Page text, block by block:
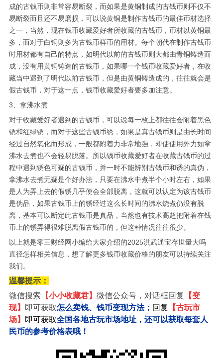
成的古钱币则非常容易断裂，而如果是黄铜制成的古钱币则不仅不
易断裂而且还不易磨损，可以说黄铜是制作古钱币的最佳币材选择
之一，当然，现在钱币收藏爱好者所收藏的古钱币，币材以黄铜最
多，而对于白铜则多为古钱币样币的用材。每个朝代在制作古钱币
时用材都有自己的特点，如明代以前的古钱币则大都由青铜铸造而
成，没有用黄铜铸造的古钱币，如果哪一个钱币收藏爱好者，在收
藏当中遇到了明代以前古钱币，但是由黄铜铸造成的，往往就会是
假古钱币，对于这一点，钱币收藏爱好者要多加注意。
3、拿沸水煮
对于收藏爱好者遇到的古钱币，可以说每一枚上都往往会附着黑色
锈和红绿锈，而对于这些古钱币绣，如果是真古钱币则是由长时间
经过自然氧化而形成，一般都附着力非常地强，即使使用外力如拿
沸水去煮也不会轻易脱落。所以钱币收藏爱好者在收藏古钱币的过
程中遇到锈色可疑的古钱币，并一时不能辨别古钱币和诱的真伪，
拿沸水去煮无疑是个好办法，只要在沸水中煮半个小时左右，如果
是人为弄上去的假锈几乎便会全部脱离，这就可以认定为该古钱币
是伪品，如果古钱币上的锈经过这么长时间的沸水烧煮仍没有脱
离，基本可以断定此古钱币是真品，当然也有技术高超把附着在钱
币上的锈弄得很难脱离假古钱币的，但这种情况往往很少。
以上就是零三财经网小编给大家介绍的2025洪武通宝存世量大吗
直径怎样相关信息，想了解更多钱币收藏价格的朋友可以持续关注
我们。
温馨提示：
微信搜索 【小小收藏君】 微信公众号，对话框回复
【变
现】
即可获取怎么卖钱、钱币变现方法； 回复
【古玩市
场】
即可获取全国各地古玩市场地址，还可以获取每套人
民币的参考价格表哦！